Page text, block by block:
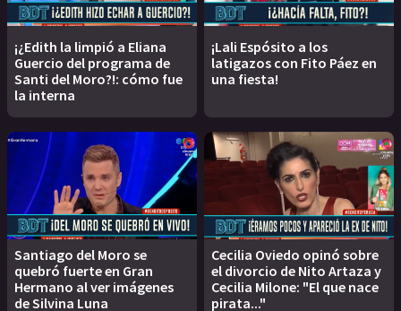
¡¿Edith la limpió a Eliana
Guercio del programa de
Santi del Moro?!: cómo fue
la interna
¡Lali Espósito a los
latigazos con Fito Páez en
una fiesta!
Santiago del Moro se
quebró fuerte en Gran
Hermano al ver imágenes
de Silvina Luna
Cecilia Oviedo opinó sobre
el divorcio de Nito Artaza y
Cecilia Milone: "El que nace
pirata..."